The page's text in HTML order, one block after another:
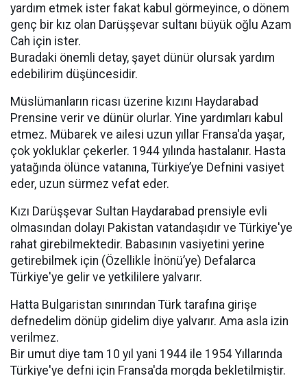
yardım etmek ister fakat kabul görmeyince, o dönem
genç bir kız olan Darüşşevar sultanı büyük oğlu Azam
Cah için ister.
Buradaki önemli detay, şayet dünür olursak yardım
edebilirim düşüncesidir.
Müslümanların ricası üzerine kızını Haydarabad
Prensine verir ve dünür olurlar. Yine yardımları kabul
etmez. Mübarek ve ailesi uzun yıllar Fransa'da yaşar,
çok yokluklar çekerler. 1944 yılında hastalanır. Hasta
yatağında ölünce vatanına, Türkiye’ye Defnini vasiyet
eder, uzun sürmez vefat eder.
Kızı Darüşşevar Sultan Haydarabad prensiyle evli
olmasından dolayı Pakistan vatandaşıdır ve Türkiye'ye
rahat girebilmektedir. Babasının vasiyetini yerine
getirebilmek için (Özellikle İnönü’ye) Defalarca
Türkiye'ye gelir ve yetkililere yalvarır.
Hatta Bulgaristan sınırından Türk tarafına girişe
defnedelim dönüp gidelim diye yalvarır. Ama asla izin
verilmez.
Bir umut diye tam 10 yıl yani 1944 ile 1954 Yıllarında
Türkiye'ye defni için Fransa'da morgda bekletilmiştir.